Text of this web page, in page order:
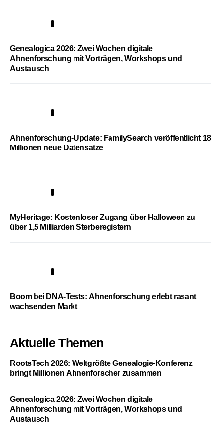
Genealogica 2026: Zwei Wochen digitale
Ahnenforschung mit Vorträgen, Workshops und
Austausch
Ahnenforschung-Update: FamilySearch veröffentlicht 18
Millionen neue Datensätze
MyHeritage: Kostenloser Zugang über Halloween zu
über 1,5 Milliarden Sterberegistern
Boom bei DNA-Tests: Ahnenforschung erlebt rasant
wachsenden Markt
Aktuelle Themen
RootsTech 2026: Weltgrößte Genealogie-Konferenz
bringt Millionen Ahnenforscher zusammen
Genealogica 2026: Zwei Wochen digitale
Ahnenforschung mit Vorträgen, Workshops und
Austausch